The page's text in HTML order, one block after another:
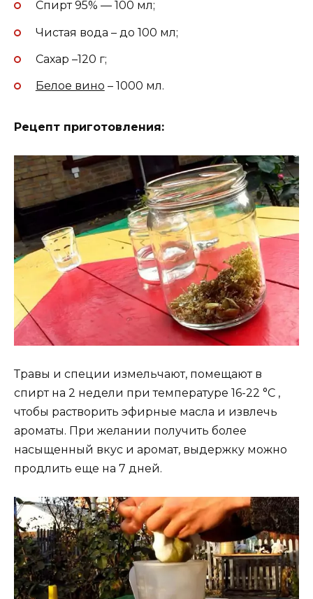
Спирт 95% — 100 мл;
Чистая вода – до 100 мл;
Сахар –120 г;
Белое вино – 1000 мл.
Рецепт приготовления:
Травы и специи измельчают, помещают в
спирт на 2 недели при температуре 16-22 °С ,
чтобы растворить эфирные масла и извлечь
ароматы. При желании получить более
насыщенный вкус и аромат, выдержку можно
продлить еще на 7 дней.